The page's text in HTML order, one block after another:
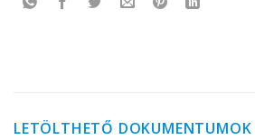
LETÖLTHETŐ DOKUMENTUMOK